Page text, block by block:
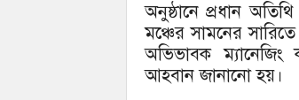
অনুষ্ঠানে প্রধান
মঞ্চের সামনের
অভিভাবক ম্যানেজিং
আহবান জানানো হয়।